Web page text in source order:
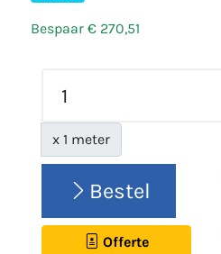
Bespaar € 270,51
x 1 meter
Bestel
Offerte